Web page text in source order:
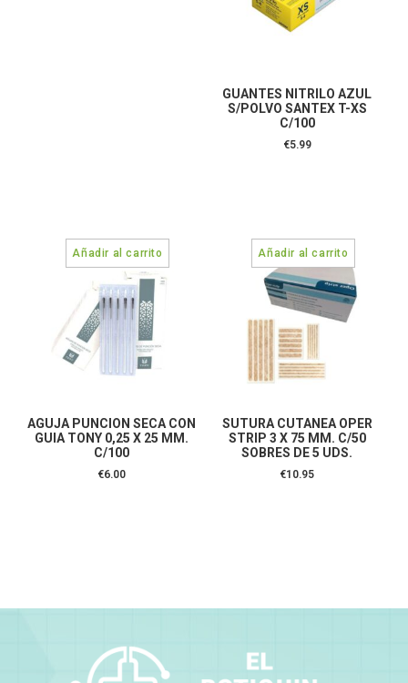
GUANTES NITRILO AZUL
S/POLVO SANTEX T-XS
C/100
€5.99
AGUJA PUNCION SECA CON
GUIA TONY 0,25 X 25 MM.
C/100
€6.00
SUTURA CUTANEA OPER
STRIP 3 X 75 MM. C/50
SOBRES DE 5 UDS.
€10.95